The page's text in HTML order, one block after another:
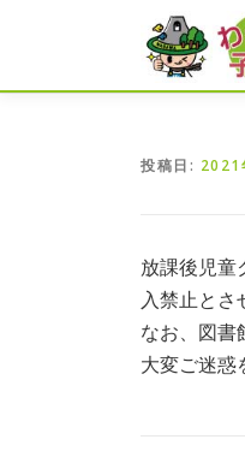
ン
投稿日: 2021
放課後児童
入禁止とさ
なお、図書
大変ご迷惑